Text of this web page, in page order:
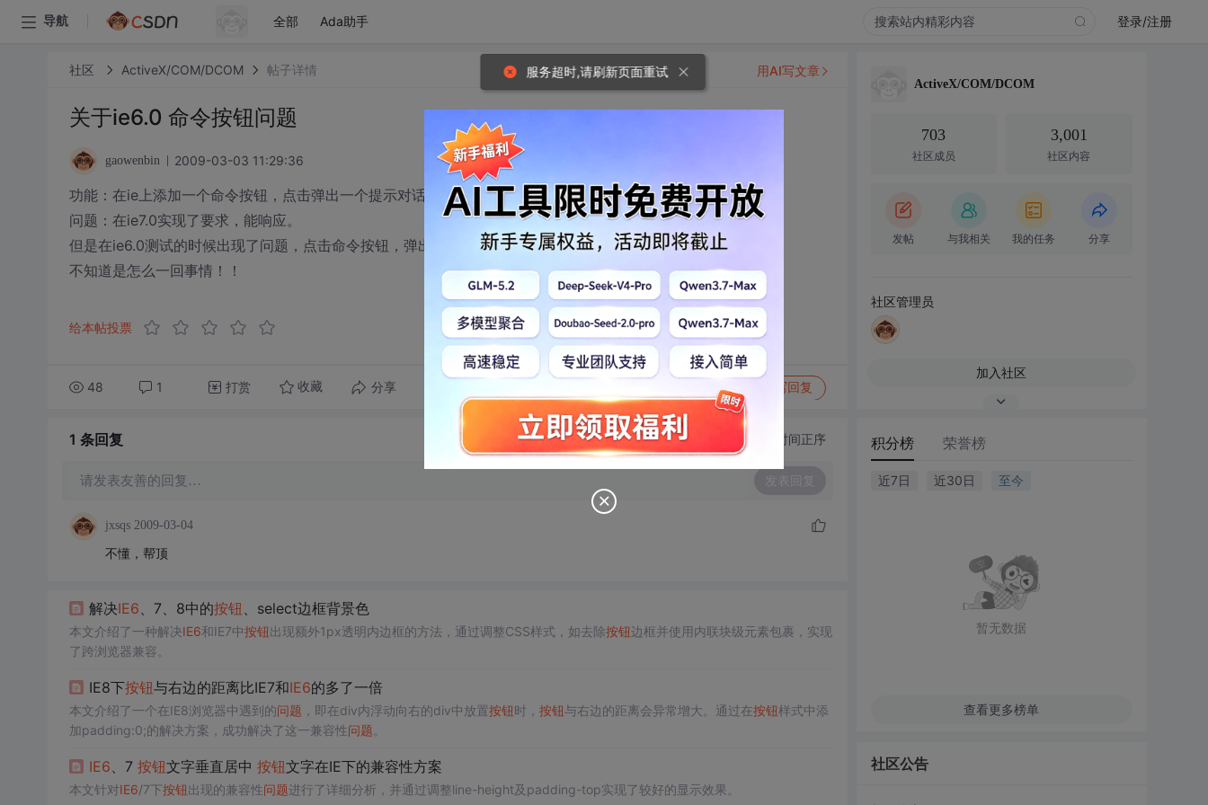
导航 全部 Ada助手 登录/注册
社区 ActiveX/COM/DCOM 帖子详情
关于ie6.0 命令按钮问题
gaowenbin 2009-03-03 11:29:36
功能：在ie上添加一个命令按钮，点击弹出一个提示对话框
问题：在ie7.0实现了要求，能响应。
但是在ie6.0测试的时候出现了问题，点击命令按钮，弹出提示对话框。再回到ie6.0的时候，命令按钮变灰了
不知道是怎么一回事情！！
给本帖投票
48 1 打赏 收藏 分享 写回复
用AI写文章
1 条回复 切换为时间正序
请发表友善的回复… 发表回复
jxsqs 2009-03-04
不懂，帮顶
解决IE6、7、8中的按钮 、select边框背景色
本文介绍了一种解决IE6和IE7中按钮出现额外1px透明内边框的方法，通过调整CSS样式，如去除按钮边框并使用内联块级元素包裹，实现
了跨浏览器兼容。
IE8下按钮与右边的距离比IE7和IE6的多了一倍
本文介绍了一个在IE8浏览器中遇到的问题 ，即在div内浮动向右的div中放置按钮时， 按钮与右边的距离会异常增大。通过在按钮样式中添
加padding:0;的解决方案，成功解决了这一兼容性问题
IE6、7 按钮文字垂直居中 按钮文字在IE下的兼容性方案
本文针对IE6/7下按钮出现的兼容性问题进行了详细分析，并通过调整line-height及padding-top实现了较好的显示效果。
ActiveX/COM/DCOM
703
社区成员
3,001
社区内容
发帖 与我相关 我的任务 分享
社区管理员
加入社区
积分榜 荣誉榜
近7日 近30日 至今
暂无数据
查看更多榜单
社区公告
服务超时,请刷新页面重试